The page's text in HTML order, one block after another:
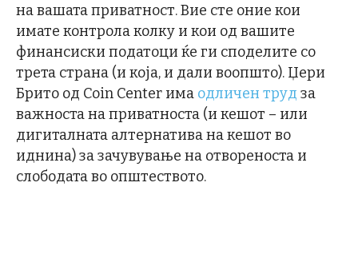
на вашата приватност. Вие сте оние кои
имате контрола колку и кои од вашите
финансиски податоци ќе ги споделите со
трета страна (и која, и дали воопшто). Џери
Брито од Coin Center има одличен труд за
важноста на приватноста (и кешот – или
дигиталната алтернатива на кешот во
иднина) за зачувување на отвореноста и
слободата во општеството.